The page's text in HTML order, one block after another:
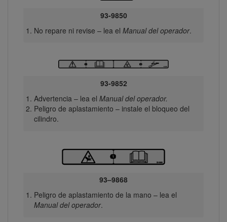
93-9850
No repare ni revise – lea el Manual del operador.
93-9852
Advertencia – lea el Manual del operador.
Peligro de aplastamiento – instale el bloqueo del
cilindro.
93–9868
Peligro de aplastamiento de la mano – lea el
Manual del operador.